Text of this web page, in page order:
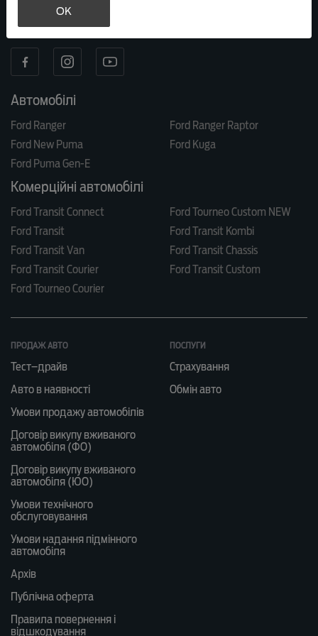
МИ В СОЦ. МЕРЕЖАХ
Автомобілі
Ford Ranger
Ford Ranger Raptor
Ford New Puma
Ford Kuga
Ford Puma Gen-E
Комерційні автомобілі
Ford Transit Connect
Ford Tourneo Custom NEW
Ford Transit
Ford Transit Kombi
Ford Transit Van
Ford Transit Chassis
Ford Transit Courier
Ford Transit Custom
Ford Tourneo Courier
ПРОДАЖ АВТО
Тест–драйв
Авто в наявності
Умови продажу автомобілів
Договір викупу вживаного
автомобіля (ФО)
Договір викупу вживаного
автомобіля (ЮО)
Умови технічного
обслуговування
Умови надання підмінного
автомобіля
Архів
Публічна оферта
Правила повернення і
відшкодування
ПОСЛУГИ
Страхування
Обмін авто
OK